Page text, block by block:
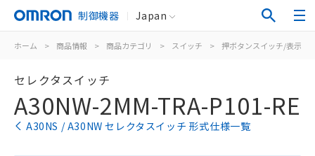
制御機器 Japan
ホーム > 商品情報 > 商品カテゴリ > スイッチ > 押ボタンスイッチ/表示灯
セレクタスイッチ
A30NW-2MM-TRA-P101-RE
A30NS / A30NW セレクタスイッチ 形式仕様一覧